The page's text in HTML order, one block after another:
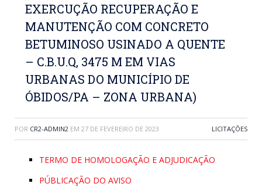
EXERCUÇÃO RECUPERAÇÃO E
MANUTENÇÃO COM CONCRETO
BETUMINOSO USINADO A QUENTE
– C.B.U.Q, 3475 M EM VIAS
URBANAS DO MUNICÍPIO DE
ÓBIDOS/PA – ZONA URBANA)
POR CR2-ADMIN2 EM 27 DE FEVEREIRO DE 2023 LICITAÇÕES
TERMO DE HOMOLOGAÇÃO E ADJUDICAÇÃO
PÚBLICAÇÃO DO AVISO